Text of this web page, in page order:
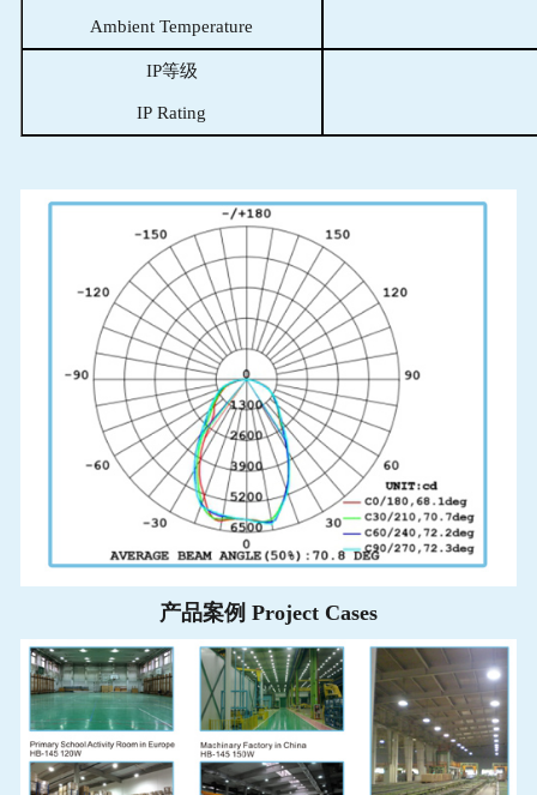
Ambient Temperature
IP等级
IP Rating
产品案例 Project Cases